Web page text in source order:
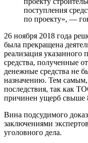
поступления
по проекту», —
26 ноября 2018 года
была прекращена
реализация указанного
средства, полученные
денежные средства не
назначению. Тем самым,
последствия, так как
причинен ущерб свыше
Вина подсудимого
заключениями
уголовного дела.